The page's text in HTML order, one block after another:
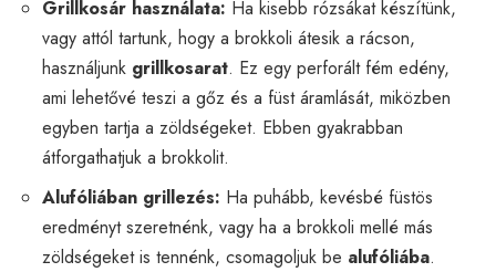
Grillkosár használata: Ha kisebb rózsákat készítünk,
vagy attól tartunk, hogy a brokkoli átesik a rácson,
használjunk grillkosarat. Ez egy perforált fém edény,
ami lehetővé teszi a gőz és a füst áramlását, miközben
egyben tartja a zöldségeket. Ebben gyakrabban
átforgathatjuk a brokkolit.
Alufóliában grillezés: Ha puhább, kevésbé füstös
eredményt szeretnénk, vagy ha a brokkoli mellé más
zöldségeket is tennénk, csomagoljuk be alufóliába.